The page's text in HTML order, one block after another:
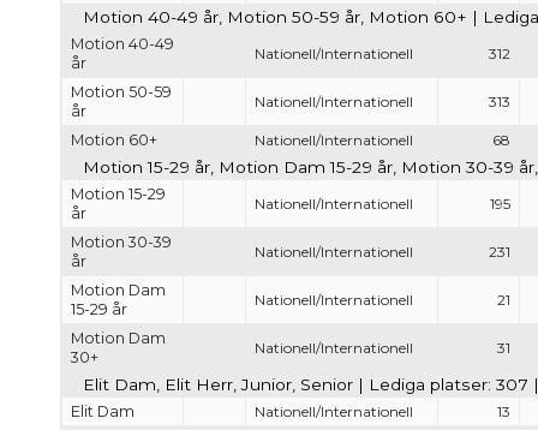
Motion 40-49 år, Motion 50-59 år, Motion 60+ |
Motion 40-49
år
Nationell/Internationell 312
Motion 50-59
år
Nationell/Internationell 313
Motion 60+ Nationell/Internationell 68
Motion 15-29 år, Motion Dam 15-29 år, Motion 30-39
Motion 15-29
år
Nationell/Internationell 195
Motion 30-39
år
Nationell/Internationell 231
Motion Dam
15-29 år
Nationell/Internationell 21
Motion Dam
30+
Nationell/Internationell 31
Elit Dam, Elit Herr, Junior, Senior | Lediga platser:
Elit Dam Nationell/Internationell
13